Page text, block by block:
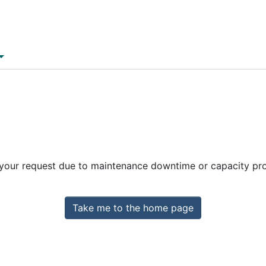
request due to maintenance downtime or capacity
Take me to the home page